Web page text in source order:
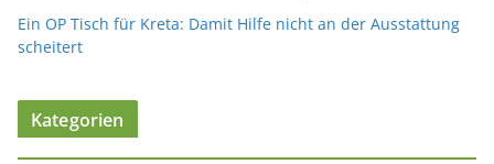
Ein OP Tisch für Kreta: Damit Hilfe nicht an der Ausstattung
scheitert
Kategorien